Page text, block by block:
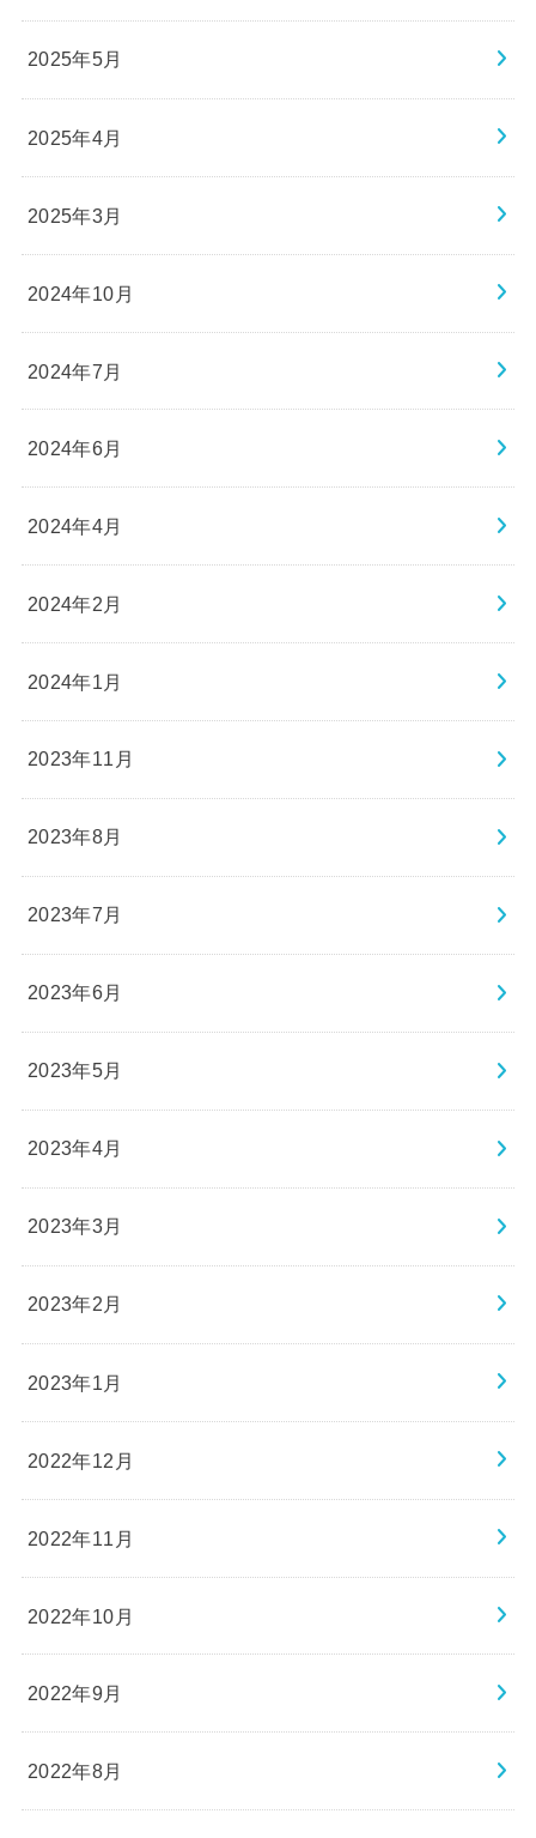
2025年5月
2025年4月
2025年3月
2024年10月
2024年7月
2024年6月
2024年4月
2024年2月
2024年1月
2023年11月
2023年8月
2023年7月
2023年6月
2023年5月
2023年4月
2023年3月
2023年2月
2023年1月
2022年12月
2022年11月
2022年10月
2022年9月
2022年8月